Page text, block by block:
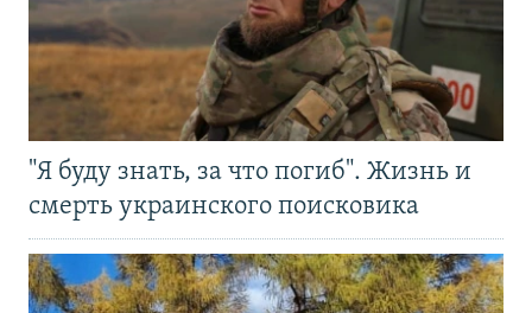
"Я буду знать, за что погиб". Жизнь и
смерть украинского поисковика